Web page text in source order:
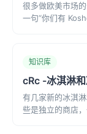
很多做欧美市场
一句“你们有
知识库
cRc -冰淇淋
有几家新的冰淇
些是独立的商店